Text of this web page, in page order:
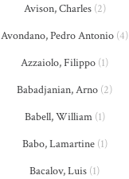
Avison, Charles(2)
Avondano, Pedro Antonio (4)
Azzaiolo, Filippo (1)
Babadjanian, Arno (2)
Babell, William(1)
Babo, Lamartine(1)
Bacalov, Luis (1)